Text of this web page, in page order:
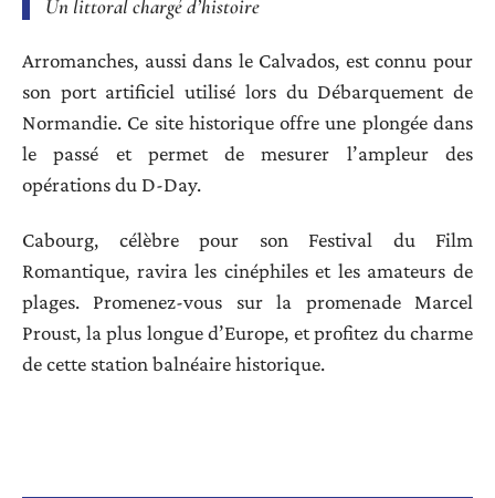
Un littoral chargé d’histoire
Arromanches, aussi dans le Calvados, est connu pour
son port artificiel utilisé lors du Débarquement de
Normandie. Ce site historique offre une plongée dans
le passé et permet de mesurer l’ampleur des
opérations du D-Day.
Cabourg, célèbre pour son Festival du Film
Romantique, ravira les cinéphiles et les amateurs de
plages. Promenez-vous sur la promenade Marcel
Proust, la plus longue d’Europe, et profitez du charme
de cette station balnéaire historique.